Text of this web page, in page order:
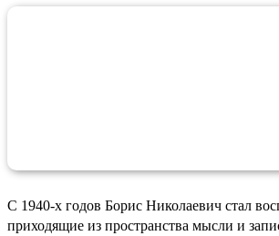
С 1940-х годов Борис Николаевич стал
приходящие из пространства мысли и